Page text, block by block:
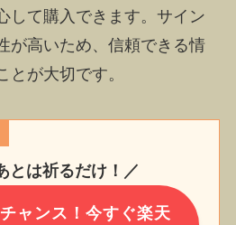
して購入できます。サイン
が高いため、信頼できる情
とが大切です。
とは祈るだけ！／
ャンス！今すぐ楽天